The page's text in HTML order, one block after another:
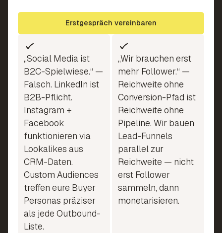
Erstgespräch vereinbaren
„Social Media ist
B2C-Spielwiese.“ —
Falsch. LinkedIn ist
B2B-Pflicht.
Instagram +
Facebook
funktionieren via
Lookalikes aus
CRM-Daten.
Custom Audiences
treffen eure Buyer
Personas präziser
als jede Outbound-
Liste.
„Wir brauchen erst
mehr Follower.“ —
Reichweite ohne
Conversion-Pfad ist
Reichweite ohne
Pipeline. Wir bauen
Lead-Funnels
parallel zur
Reichweite — nicht
erst Follower
sammeln, dann
monetarisieren.